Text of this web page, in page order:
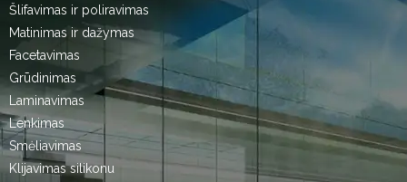
Šlifavimas ir poliravimas
Matinimas ir dažymas
Facetavimas
Grūdinimas
Laminavimas
Lenkimas
Smėliavimas
Klijavimas silikonu